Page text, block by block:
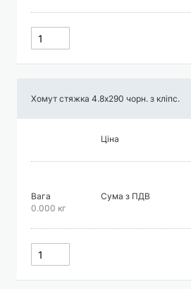
Хомут стяжка 4.8х290 чорн. з кліпс.
Ціна
Вага
0.000 кг
Сума з ПДВ